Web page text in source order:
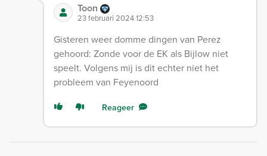
Toon
23 februari 2024 12:53
Gisteren weer domme dingen van Perez
gehoord: Zonde voor de EK als Bijlow niet
speelt. Volgens mij is dit echter niet het
probleem van Feyenoord
Reageer